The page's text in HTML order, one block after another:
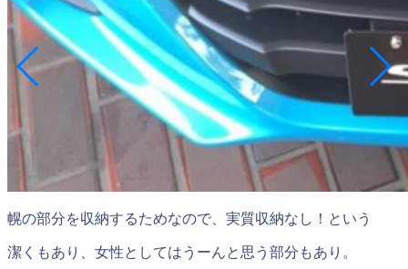
幌の部分を収納するためなので、実質収納なし！という
潔くもあり、女性としてはうーんと思う部分もあり。